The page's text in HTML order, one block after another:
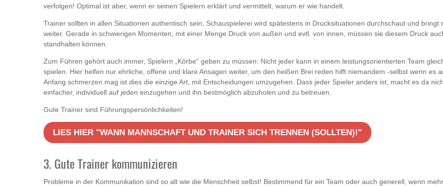
verfolgen! Optimal ist aber, wenn er seinen Spielern erklärt und vermittelt, warum er wie handelt.
Trainer sollten in allen Situationen authentisch sein, Schauspielerei wird spätestens in Drucksituationen durchschaut und bringt
weiter. Gerade in schwierigen Momenten, mit einer Menge Druck von außen und evtl. von innen, müssen sie diesem Druck
standhalten können.
Zum Führen gehört auch immer, Spielern „Körbe“ geben zu müssen: Nicht jeder kann in einem leistungsorientierten Team
spielen. Hier helfen nur ehrliche, offene und klare Ansagen weiter, um den heißen Brei reden hilft niemandem -selbst wenn es
Anfang schmerzen mag ist dies die einzige Art, mit Entscheidungen umzugehen. Dass jeder Spieler anders ist, macht es da
einfacher, individuell auf jeden einzugehen und ihn bestmöglich abzuholen und zu betreuen.
Gute Trainer sind Führungspersönlichkeiten!
LIES HIER "WANN MANNSCHAFT UND TRAINER SICH TRENNEN (SOLLTEN)!"
3. Gute Trainer kommunizieren
Probleme in der Kommunikation sind so alt wie die Menschheit selbst! Bestimmend für ein Team oder auch generell, wenn